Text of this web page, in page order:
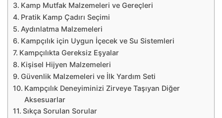
Kamp Mutfak Malzemeleri ve Gereçleri
Pratik Kamp Çadırı Seçimi
Aydınlatma Malzemeleri
Kampçılık için Uygun İçecek ve Su Sistemleri
Kampçılıkta Gereksiz Eşyalar
Kişisel Hijyen Malzemeleri
Güvenlik Malzemeleri ve İlk Yardım Seti
Kampçılık Deneyiminizi Zirveye Taşıyan Diğer
Aksesuarlar
Sıkça Sorulan Sorular